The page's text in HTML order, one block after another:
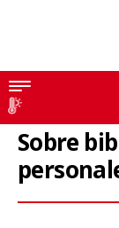
El Escribiente
Sobre